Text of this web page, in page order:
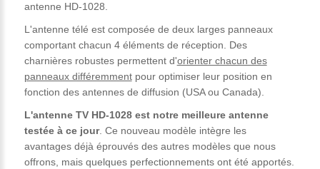
antenne HD-1028.
L'antenne télé est composée de deux larges panneaux
comportant chacun 4 éléments de réception. Des
charnières robustes permettent d'orienter chacun des
panneaux différemmentpour optimiser leur position en
fonction des antennes de diffusion (USA ou Canada).
L'antenne TV HD-1028 est notre meilleure antenne
testée à ce jour. Ce nouveau modèle intègre les
avantages déjà éprouvés des autres modèles que nous
offrons, mais quelques perfectionnements ont été apportés.